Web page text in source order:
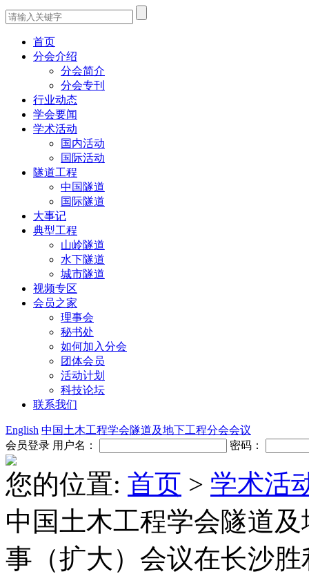
首页
分会介绍
分会简介
分会专刊
行业动态
学会要闻
学术活动
国内活动
国际活动
隧道工程
中国隧道
国际隧道
大事记
典型工程
山岭隧道
水下隧道
城市隧道
视频专区
会员之家
理事会
秘书处
如何加入分会
团体会员
活动计划
科技论坛
联系我们
English 中国土木工程学会隧道及地下工程分会会议
会员登录 用户名： 密码：
您的位置: 首页 > 学术活
中国土木工程学会隧道
事（扩大）会议在长沙胜